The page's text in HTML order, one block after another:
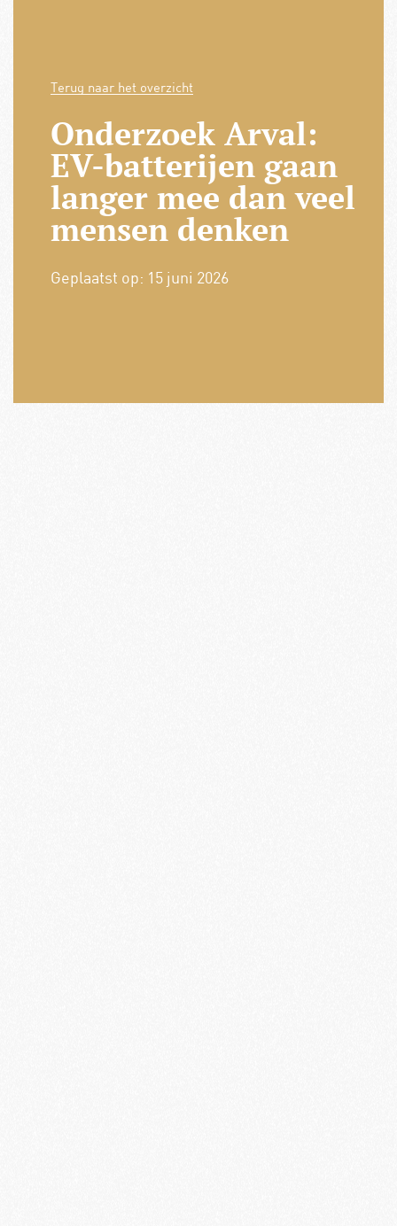
Terug naar het overzicht
Onderzoek Arval:
EV-batterijen gaan
langer mee dan veel
mensen denken
Geplaatst op: 15 juni 2026